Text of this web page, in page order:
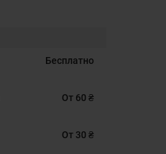
Бесплатно
От 60 ₴
От 30 ₴